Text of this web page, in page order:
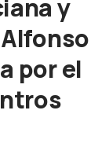
y
por el